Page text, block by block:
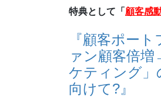
特典として「 顧客感
『顧客ポー
ァン顧客倍
ケティング」
向けて?』